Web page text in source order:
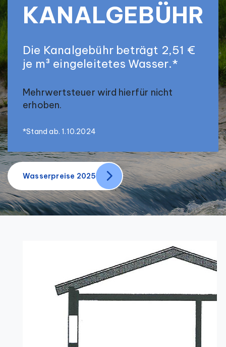
KANALGEBÜHR
Die Kanalgebühr beträgt 2,51 €
je m³ eingeleitetes Wasser.*
Mehrwertsteuer wird hierfür nicht
erhoben.
*Stand ab. 1.10.2024
Wasserpreise 2025